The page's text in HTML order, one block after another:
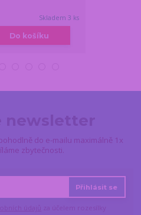
Skladem 3 ks
Do košíku
do e-mailu maximálně 1x
zbytečnosti.
Přihlásit se